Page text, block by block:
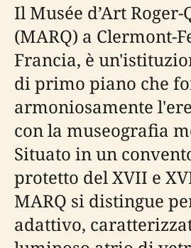
Il Musée d’Art
(MARQ) a Clermont-
Francia, è
di primo piano che
armoniosamente
con la museografia
Situato in un
protetto del XVII e
MARQ si distingue
adattivo,